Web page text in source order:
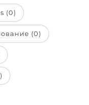
(0)
(0)